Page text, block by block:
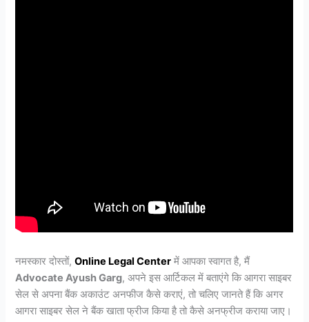
नमस्कार दोस्तों,Online Legal Center में आपका स्वागत है, मैं
Advocate Ayush Garg, अपने इस आर्टिकल में बताएंगे कि आगरा साइबर
सेल से अपना बैंक अकाउंट अनफीज कैसे कराएं, तो चलिए जानते हैं कि अगर
आगरा साइबर सेल ने बैंक खाता फ्रीज किया है तो कैसे अनफ्रीज कराया जाए।